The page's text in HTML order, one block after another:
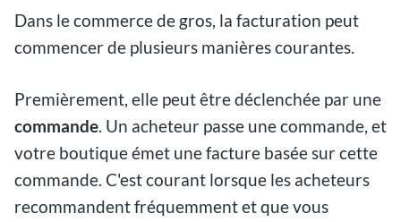
Dans le commerce de gros, la facturation peut
commencer de plusieurs manières courantes.
Premièrement, elle peut être déclenchée par une
commande. Un acheteur passe une commande, et
votre boutique émet une facture basée sur cette
commande. C'est courant lorsque les acheteurs
recommandent fréquemment et que vous